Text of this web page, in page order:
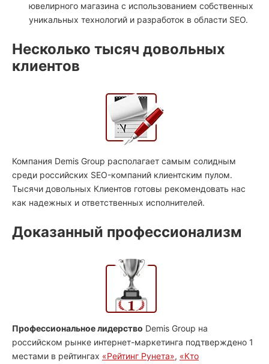
ювелирного магазина с использованием собственных
уникальных технологий и разработок в области SEO.
Несколько тысяч довольных
клиентов
Компания Demis Group располагает самым солидным
среди российских SEO-компаний клиентским пулом.
Тысячи довольных Клиентов готовы рекомендовать нас
как надежных и ответственных исполнителей.
Доказанный профессионализм
Профессиональное лидерство Demis Group на
российском рынке интернет-маркетинга подтверждено 1
местами в рейтингах «Рейтинг Рунета», «Кто